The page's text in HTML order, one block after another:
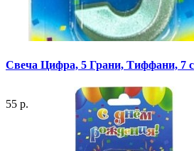
Свеча Цифра, 5 Грани, Тиффани, 7
55 р.